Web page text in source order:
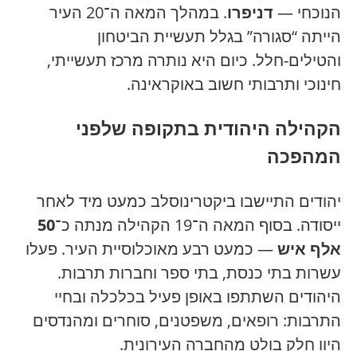
הנוכחי — דניפרו
. במהלך המאה ה־20 העיר
הייתה “סגורה” בגלל תעשיית הביטחון
והטילים-חלל. כיום היא נותרה מרכז תעשייתי,
חינוכי ותרבותי חשוב באוקראינה.
הקהילה היהודית בתקופה שלפני
המהפכה
יהודים התיישבו ביקטרינוסלב כמעט מיד לאחר
ייסודה. בסוף המאה ה־19 הקהילה מנתה כ־
50
אלף איש— כמעט רבע מאוכלוסיית העיר. פעלו
עשרות בתי כנסת, בתי ספר וחברות תרבות.
היהודים השתתפו באופן פעיל בכלכלה ובחיי
התרבות: רופאים, משפטנים, סוחרים ומהנדסים
היוו חלק בולט מהחברה העירונית.